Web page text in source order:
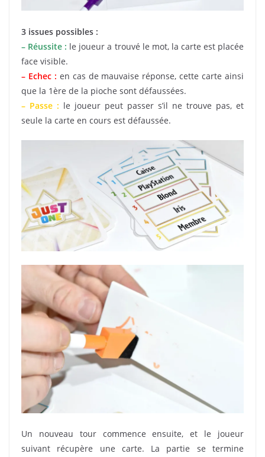
3 issues possibles :
– Réussite : le joueur a trouvé le mot, la carte est placée
face visible.
– Echec : en cas de mauvaise réponse, cette carte ainsi
que la 1ère de la pioche sont défaussées.
– Passe : le joueur peut passer s’il ne trouve pas, et
seule la carte en cours est défaussée.
Un nouveau tour commence ensuite, et le joueur
suivant récupère une carte. La partie se termine